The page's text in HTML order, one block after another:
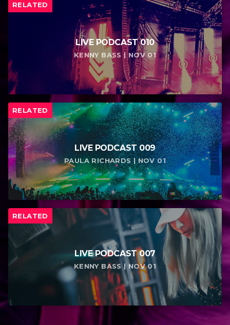
RELATED
LIVE PODCAST 010
KENNY BASS | NOV 01
RELATED
LIVE PODCAST 009
PAULA RICHARDS | NOV 01
RELATED
LIVE PODCAST 007
KENNY BASS | NOV 01